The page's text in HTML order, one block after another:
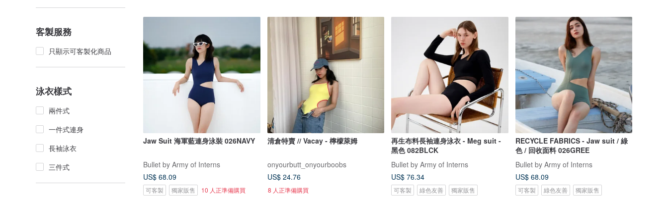
客製服務
只顯示可客製化商品
泳衣樣式
兩件式
一件式連身
長袖泳衣
三件式
Jaw Suit 海軍藍連身泳裝 026NAVY
Bullet by Army of Interns
US$ 68.09
可客製 獨家販售 10 人正準備購買
清倉特賣 // Vacay - 檸檬萊姆
onyourbutt_onyourboobs
US$ 24.76
8 人正準備購買
再生布料長袖連身泳衣 - Meg suit -
黑色 082BLCK
Bullet by Army of Interns
US$ 76.34
可客製 綠色友善 獨家販售
RECYCLE FABRICS - Jaw suit / 綠
色 / 回收面料 026GREE
Bullet by Army of Interns
US$ 68.09
可客製 綠色友善 獨家販售